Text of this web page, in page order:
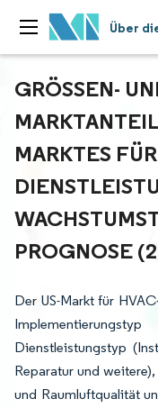
Über
GRÖSSEN- UND
ARKTES FÜR
ROGNOSE
Der US-Markt für
Dienstleistungstyp
Reparatur und
und Raumluftqualität